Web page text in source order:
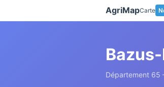
AgriMapCarte
Département
Panneau de gestion des cookies